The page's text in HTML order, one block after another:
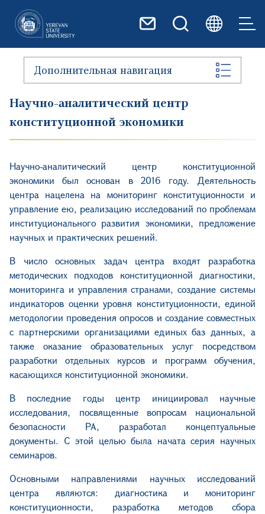
Дополнительная навигация
Научно-аналитический центр
конституционной экономики
Научно-аналитический центр конституционной
экономики был основан в 2016 году. Деятельность
центра нацелена на мониторинг конституционности и
управление ею, реализацию исследований по проблемам
институционального развития экономики, предложение
научных и практических решений.
В число основных задач центра входят разработка
методических подходов конституционной диагностики,
мониторинга и управления странами, создание системы
индикаторов оценки уровня конституционности, единой
методологии проведения опросов и создание совместных
с партнерскими организациями единых баз данных, а
также оказание образовательных услуг посредством
разработки отдельных курсов и программ обучения,
касающихся конституционной экономики.
В последние годы центр инициировал научные
исследования, посвященные вопросам национальной
безопасности РА, разработал концептуальные
документы. С этой целью была начата серия научных
семинаров.
Основными направлениями научных исследований
центра являются: диагностика и мониторинг
конституционности, разработка методов сбора